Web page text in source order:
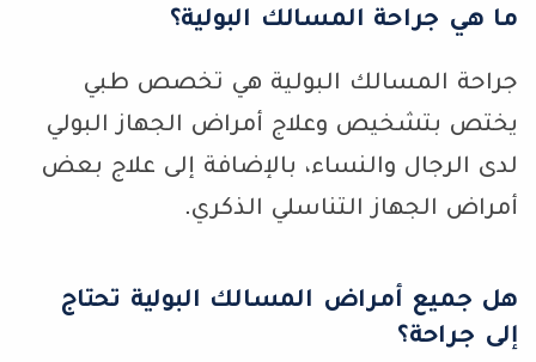
ما هي جراحة المسالك البولية؟
جراحة المسالك البولية هي تخصص طبي
يختص بتشخيص وعلاج أمراض الجهاز البولي
لدى الرجال والنساء، بالإضافة إلى علاج بعض
أمراض الجهاز التناسلي الذكري.
هل جميع أمراض المسالك البولية تحتاج
إلى جراحة؟